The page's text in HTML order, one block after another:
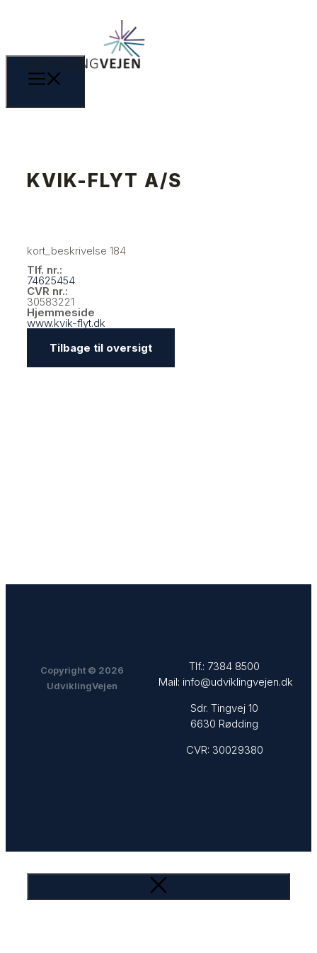
KVIK-FLYT A/S
kort_beskrivelse 184
Tlf. nr.:
74625454
CVR nr.:
30583221
Hjemmeside
www.kvik-flyt.dk
Tilbage til oversigt
Copyright © 2026
UdviklingVejen
Tlf.: 7384 8500
Mail: info@udviklingvejen.dk
Sdr. Tingvej 10
6630 Rødding
CVR: 30029380